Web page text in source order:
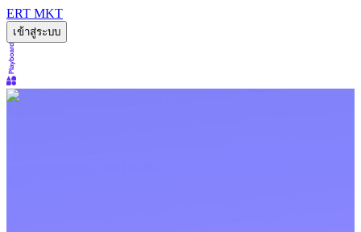
ERT MKT
เข้าสู่ระบบ